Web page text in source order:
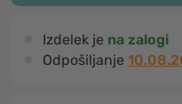
Izdelek je na zalogi
Odpošiljanje